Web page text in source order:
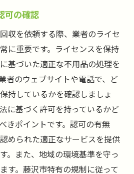
可の確認
収を依頼する際、業者のライセ
に重要です。ライセンスを保持
基づいた適正な不用品の処理を
者のウェブサイトや電話で、ど
持しているかを確認しましょ
に基づく許可を持っているかど
きポイントです。認可の有無
められた適正なサービスを提供
。また、地域の環境基準を守っ
す。藤沢市特有の規制に従って